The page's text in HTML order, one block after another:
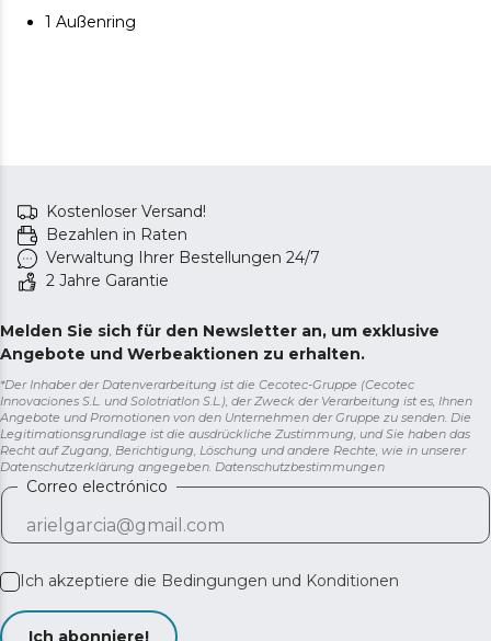
1 Außenring
Kostenloser Versand!
Bezahlen in Raten
Verwaltung Ihrer Bestellungen 24/7
2 Jahre Garantie
Melden Sie sich für den Newsletter an, um exklusive
Angebote und Werbeaktionen zu erhalten.
*Der Inhaber der Datenverarbeitung ist die Cecotec-Gruppe (Cecotec
Innovaciones S.L. und Solotriatlon S.L.), der Zweck der Verarbeitung ist es, Ihnen
Angebote und Promotionen von den Unternehmen der Gruppe zu senden. Die
Legitimationsgrundlage ist die ausdrückliche Zustimmung, und Sie haben das
Recht auf Zugang, Berichtigung, Löschung und andere Rechte, wie in unserer
Datenschutzerklärung angegeben. Datenschutzbestimmungen
Correo electrónico
Ich akzeptiere die Bedingungen und Konditionen
Ich abonniere!